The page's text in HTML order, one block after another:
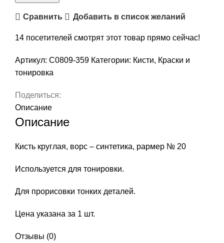
товара
Кисть
круглая
"Pinax
20,
арт.
С0809-
Сравнить Добавить в список желаний
14 посетителей смотрят этот товар прямо сейчас!
Артикул: С0809-359 Категории: Кисти, Краски и
тонировка
Поделиться:
Описание
Описание
Кисть круглая, ворс – синтетика, рармер № 20
Используется для тонировки.
Для прорисовки тонких деталей.
Цена указана за 1 шт.
Отзывы (0)